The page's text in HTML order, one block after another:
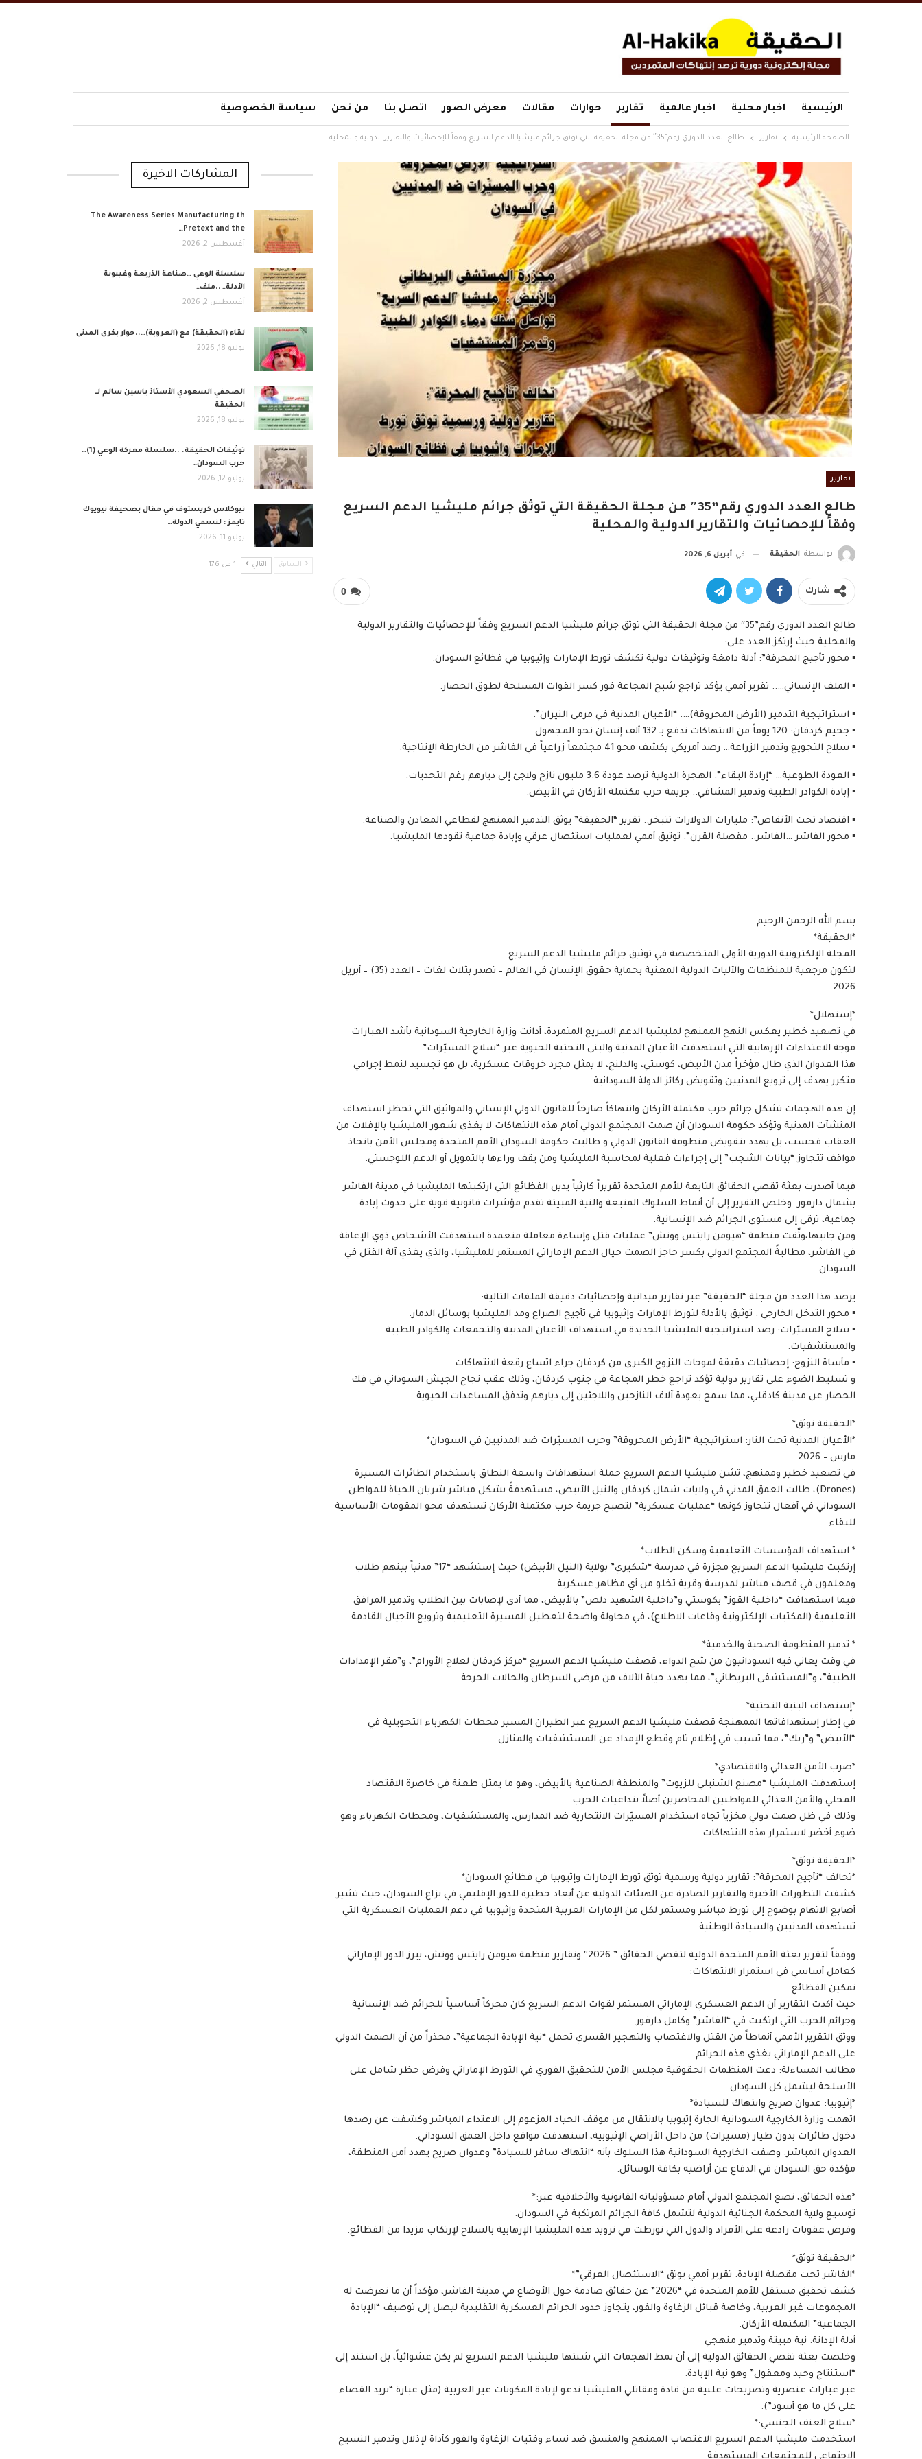
الرئيسية اخبار محلية اخبار عالمية تقارير حوارات مقالات معرض الصور اتصل بنا من نحن سياسة الخصوصية
الصفحة الرئيسية تقارير طالع العدد الدوري رقم”35″ من مجلة الحقيقة التي توثق جرائم مليشيا الدعم السريع وفقاً للإحصائيات والتقارير الدولية والمحلية
تقارير
طالع العدد الدوري رقم”35″ من مجلة الحقيقة التي توثق جرائم مليشيا الدعم السريع
وفقاً للإحصائيات والتقارير الدولية والمحلية
بواسطة الحقيقة في أبريل 6, 2026
0 شارك
طالع العدد الدوري رقم”35″ من مجلة الحقيقة التي توثق جرائم مليشيا الدعم السريع وفقاً للإحصائيات والتقارير الدولية
والمحلية حيث إرتكز العدد على:
​▪︎ محور تأجيج المحرقة”: أدلة دامغة وتوثيقات دولية تكشف تورط الإمارات وإثيوبيا في فظائع السودان.
▪︎ الملف الإنساني….. تقرير أممي يؤكد تراجع شبح المجاعة فور كسر القوات المسلحة لطوق الحصار.
​▪︎ استراتيجية التدمير (الأرض المحروقة)…. “الأعيان المدنية في مرمى النيران”.
​▪︎ جحيم كردفان: 120 يوماً من الانتهاكات تدفع بـ 132 ألف إنسان نحو المجهول.
​▪︎ سلاح التجويع وتدمير الزراعة… رصد أمريكي يكشف محو 41 مجتمعاً زراعياً في الفاشر من الخارطة الإنتاجية.
▪︎ العودة الطوعية… “إرادة البقاء”: الهجرة الدولية ترصد عودة 3.6 مليون نازح ولاجئ إلى ديارهم رغم التحديات.
​▪︎ إبادة الكوادر الطبية وتدمير المشافي.. جريمة حرب مكتملة الأركان في الأبيض.
▪︎ اقتصاد تحت الأنقاض”: مليارات الدولارات تتبخر.. تقرير “الحقيقة” يوثق التدمير الممنهج لقطاعي المعادن والصناعة.
​▪︎ محور الفاشر …الفاشر.. مقصلة القرن”: توثيق أممي لعمليات استئصال عرقي وإبادة جماعية تقودها المليشيا.
بسم الله الرحمن الرحيم
*الحقيقة*
المجلة الإلكترونية الدورية الأولى المتخصصة في توثيق جرائم مليشيا الدعم السريع
لتكون مرجعية للمنظمات والآليات الدولية المعنية بحماية حقوق الإنسان في العالم – تصدر بثلاث لغات – العدد (35) – أبريل
2026.
*إستهلال*
في تصعيد خطير يعكس النهج الممنهج لمليشيا الدعم السريع المتمردة، أدانت وزارة الخارجية السودانية بأشد العبارات
موجة الاعتداءات الإرهابية التي استهدفت الأعيان المدنية والبنى التحتية الحيوية عبر “سلاح المسيّرات”.
هذا العدوان الذي طال مؤخراً مدن الأبيض، كوستي، والدلنج، لا يمثل مجرد خروقات عسكرية، بل هو تجسيد لنمط إجرامي
متكرر يهدف إلى ترويع المدنيين وتقويض ركائز الدولة السودانية.
إن هذه الهجمات تشكل جرائم حرب مكتملة الأركان وانتهاكاً صارخاً للقانون الدولي الإنساني والمواثيق التي تحظر استهداف
المنشآت المدنية وتؤكد حكومة السودان أن صمت المجتمع الدولي أمام هذه الانتهاكات لا يغذي شعور المليشيا بالإفلات من
العقاب فحسب، بل يهدد بتقويض منظومة القانون الدولي و طالبت حكومة السودان الأمم المتحدة ومجلس الأمن باتخاذ
مواقف تتجاوز “بيانات الشجب” إلى إجراءات فعلية لمحاسبة المليشيا ومن يقف وراءها بالتمويل أو الدعم اللوجستي.
فيما أصدرت بعثة تقصي الحقائق التابعة للأمم المتحدة تقريراً كارثياً يدين الفظائع التي ارتكبتها المليشيا في مدينة الفاشر
بشمال دارفور. وخلص التقرير إلى أن أنماط السلوك المتبعة والنية المبيتة تقدم مؤشرات قانونية قوية على حدوث إبادة
جماعية، ترقى إلى مستوى الجرائم ضد الإنسانية.
ومن جانبها،وثّقت منظمة “هيومن رايتس ووتش” عمليات قتل وإساءة معاملة متعمدة استهدفت الأشخاص ذوي الإعاقة
في الفاشر، مطالبةً المجتمع الدولي بكسر حاجز الصمت حيال الدعم الإماراتي المستمر للمليشيا، والذي يغذي آلة القتل في
السودان.
يرصد هذا العدد من مجلة “الحقيقة” عبر تقارير ميدانية وإحصائيات دقيقة الملفات التالية:
▪︎ محور التدخل الخارجي : توثيق بالأدلة لتورط الإمارات وإثيوبيا في تأجيج الصراع ومد المليشيا بوسائل الدمار.
▪︎ سلاح المسيّرات: رصد استراتيجية المليشيا الجديدة في استهداف الأعيان المدنية والتجمعات والكوادر الطبية
والمستشفيات.
▪︎ مأساة النزوح: إحصائيات دقيقة لموجات النزوح الكبرى من كردفان جراء اتساع رقعة الانتهاكات.
و تسليط الضوء على تقارير دولية تؤكد تراجع خطر المجاعة في جنوب كردفان، وذلك عقب نجاح الجيش السوداني في فك
الحصار عن مدينة كادقلي، مما سمح بعودة آلاف النازحين واللاجئين إلى ديارهم وتدفق المساعدات الحيوية.
*الحقيقة توثق*
*الأعيان المدنية تحت النار: استراتيجية “الأرض المحروقة” وحرب المسيّرات ضد المدنيين في السودان*
مارس – 2026
في تصعيد خطير وممنهج، تشن مليشيا الدعم السريع حملة استهدافات واسعة النطاق باستخدام الطائرات المسيرة
(Drones)، طالت العمق المدني في ولايات شمال كردفان والنيل الأبيض، مستهدفةً بشكل مباشر شريان الحياة للمواطن
السوداني في أفعال تتجاوز كونها “عمليات عسكرية” لتصبح جريمة حرب مكتملة الأركان تستهدف محو المقومات الأساسية
للبقاء.
* استهداف المؤسسات التعليمية وسكن الطلاب*
إرتكبت مليشيا الدعم السريع مجزرة في مدرسة “شكيري” بولاية (النيل الأبيض) حيث إستشهد “17” مدنياً بينهم طلاب
ومعلمون في قصف مباشر لمدرسة وقرية تخلو من أي مظاهر عسكرية.
فيما استهدافت “داخلية القوز” بكوستي و”داخلية الشهيد دلص” بالأبيض، مما أدى لإصابات بين الطلاب وتدمير المرافق
التعليمية (المكتبات الإلكترونية وقاعات الاطلاع)، في محاولة واضحة لتعطيل المسيرة التعليمية وترويع الأجيال القادمة.
* تدمير المنظومة الصحية والخدمية*
في وقت يعاني فيه السودانيون من شح الدواء، قصفت مليشيا الدعم السريع “مركز كردفان لعلاج الأورام”، و”مقر الإمدادات
الطبية”، و”المستشفى البريطاني”، مما يهدد حياة الآلاف من مرضى السرطان والحالات الحرجة.
*إستهداف البنية التحتية*
في إطار إستهدافاتها الممهنجة قصفت مليشيا الدعم السريع عبر الطيران المسير محطات الكهرباء التحويلية في
“الأبيض” و”ربك”، مما تسبب في إظلام تام وقطع الإمداد عن المستشفيات والمنازل.
*ضرب الأمن الغذائي والاقتصادي*
إستهدفت المليشيا “مصنع الشنبلي للزيوت” والمنطقة الصناعية بالأبيض، وهو ما يمثل طعنة في خاصرة الاقتصاد
المحلي والأمن الغذائي للمواطنين المحاصرين أصلاً بتداعيات الحرب.
وذلك في ظل صمت دولي مخزياً تجاه استخدام المسيّرات الانتحارية ضد المدارس، والمستشفيات، ومحطات الكهرباء وهو
ضوء أخضر لاستمرار هذه الانتهاكات.
*الحقيقة توثق*
*تحالف “تأجيج المحرقة”: تقارير دولية ورسمية توثق تورط الإمارات وإثيوبيا في فظائع السودان*
كشفت التطورات الأخيرة والتقارير الصادرة عن الهيئات الدولية عن أبعاد خطيرة للدور الإقليمي في نزاع السودان، حيث تشير
أصابع الاتهام بوضوح إلى تورط مباشر ومستمر لكل من الإمارات العربية المتحدة وإثيوبيا في دعم العمليات العسكرية التي
تستهدف المدنيين والسيادة الوطنية.
ووفقاً لتقرير بعثة الأمم المتحدة الدولية لتقصي الحقائق ” 2026″ وتقارير منظمة هيومن رايتس ووتش، يبرز الدور الإماراتي
كعامل أساسي في استمرار الانتهاكات:
تمكين الفظائع
حيث أكدت التقارير أن الدعم العسكري الإماراتي المستمر لقوات الدعم السريع كان محركاً أساسياً للجرائم ضد الإنسانية
وجرائم الحرب التي ارتكبت في “الفاشر” وكامل دارفور.
ووثق التقرير الأممي أنماطاً من القتل والاغتصاب والتهجير القسري تحمل “نية الإبادة الجماعية”، محذراً من أن الصمت الدولي
على الدعم الإماراتي يغذي هذه الجرائم.
مطالب المساءلة: دعت المنظمات الحقوقية مجلس الأمن للتحقيق الفوري في التورط الإماراتي وفرض حظر شامل على
الأسلحة ليشمل كل السودان.
*إثيوبيا: عدوان صريح وانتهاك للسيادة*
اتهمت وزارة الخارجية السودانية الجارة إثيوبيا بالانتقال من موقف الحياد المزعوم إلى الاعتداء المباشر وكشفت عن رصدها
دخول طائرات بدون طيار (مسيرات) من داخل الأراضي الإثيوبية، استهدفت مواقع داخل العمق السوداني.
العدوان المباشر: وصفت الخارجية السودانية هذا السلوك بأنه “انتهاك سافر للسيادة” وعدوان صريح يهدد أمن المنطقة،
مؤكدة حق السودان في الدفاع عن أراضيه بكافة الوسائل.
*هذه الحقائق، تضع المجتمع الدولي أمام مسؤولياته القانونية والأخلاقية عبر:*
توسيع ولاية المحكمة الجنائية الدولية لتشمل كافة الجرائم المرتكبة في السودان.
وفرض عقوبات رادعة على الأفراد والدول التي تورطت في تزويد هذه المليشيا الإرهابية بالسلاح لإرتكاب مزيدا من الفظائع.
*الحقيقة توثق*
*الفاشر تحت مقصلة الإبادة: تقرير أممي يوثق “الاستئصال العرقي”*
كشف تحقيق مستقل للأمم المتحدة في “2026” عن حقائق صادمة حول الأوضاع في مدينة الفاشر، مؤكداً أن ما تعرضت له
المجموعات غير العربية، وخاصة قبائل الزغاوة والفور، يتجاوز حدود الجرائم العسكرية التقليدية ليصل إلى توصيف “الإبادة
الجماعية” المكتملة الأركان.
أدلة الإدانة: نية مبيتة وتدمير منهجي
وخلصت بعثة تقصي الحقائق الدولية إلى أن نمط الهجمات التي شنتها مليشيا الدعم السريع لم يكن عشوائياً، بل استند إلى
“استنتاج وحيد ومعقول” وهو نية الإبادة.
عبر عبارات عنصرية وتصريحات علنية من قادة ومقاتلي المليشيا تدعو لإبادة المكونات غير العربية (مثل عبارة “نريد القضاء
على كل ما هو أسود”).
*سلاح العنف الجنسي:*
استخدمت مليشيا الدعم السريع الاغتصاب الممنهج والمنسق ضد نساء وفتيات الزغاوة والفور كأداة لإذلال وتدمير النسيج
الاجتماعي للمجتمعات المستهدفة.
المشاركات الاخيرة
The Awareness Series Manufacturing th
Pretext and the…
أغسطس 2, 2026
​سلسلة الوعي …صناعة الذريعة وغيبوبة
الأدلة…..ملف…
أغسطس 2, 2026
لقاء (الحقيقة) مع (العروبة)…..حوار بكرى المدنى
يوليو 18, 2026
الصحفي السعودي الأستاذ ياسين سالم لــ
الحقيقة
يوليو 18, 2026
توثيقات الحقيقة. ..سلسلة معركة الوعي (1)…
حرب السودان…
يوليو 12, 2026
نيوكلاس كريستوف في مقال بصحيفة نيويوك
تايمز : لنسمي الدولة…
يوليو 11, 2026
السابق التالي 1 من 176